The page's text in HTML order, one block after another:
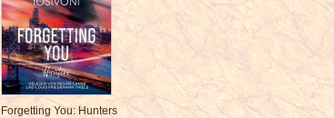
Forgetting You: Hunters